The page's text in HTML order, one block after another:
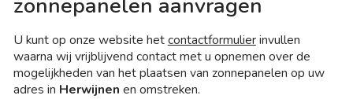
U kunt op onze website hetcontactformulierinvullen
waarna wij vrijblijvend contact met u opnemen over de
mogelijkheden van het plaatsen van zonnepanelen op uw
adres in Herwijnen en omstreken.